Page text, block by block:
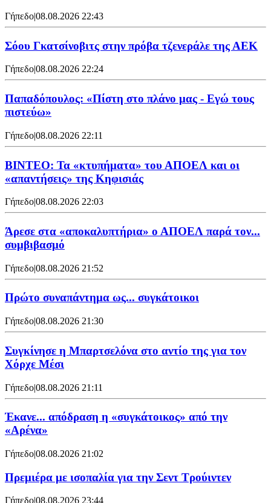
Γήπεδο|08.08.2026 22:43
Σόου Γκατσίνοβιτς στην πρόβα τζενεράλε της ΑΕΚ
Γήπεδο|08.08.2026 22:24
Παπαδόπουλος: «Πίστη στο πλάνο μας - Εγώ τους
πιστεύω»
Γήπεδο|08.08.2026 22:11
ΒΙΝΤΕΟ: Τα «κτυπήματα» του ΑΠΟΕΛ και οι
«απαντήσεις» της Κηφισιάς
Γήπεδο|08.08.2026 22:03
Άρεσε στα «αποκαλυπτήρια» ο ΑΠΟΕΛ παρά τον...
συμβιβασμό
Γήπεδο|08.08.2026 21:52
Πρώτο συναπάντημα ως... συγκάτοικοι
Γήπεδο|08.08.2026 21:30
Συγκίνησε η Μπαρτσελόνα στο αντίο της για τον
Χόρχε Μέσι
Γήπεδο|08.08.2026 21:11
Έκανε... απόδραση η «συγκάτοικος» από την
«Αρένα»
Γήπεδο|08.08.2026 21:02
Πρεμιέρα με ισοπαλία για την Σεντ Τρούιντεν
Γήπεδο|08.08.2026 23:44